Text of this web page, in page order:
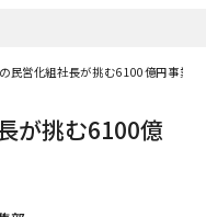
民営化組社長が挑む6100億円事業
が挑む6100億